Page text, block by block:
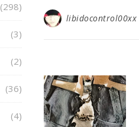
(298)
(3)
(2)
(36)
(4)
libidocontrol00xx